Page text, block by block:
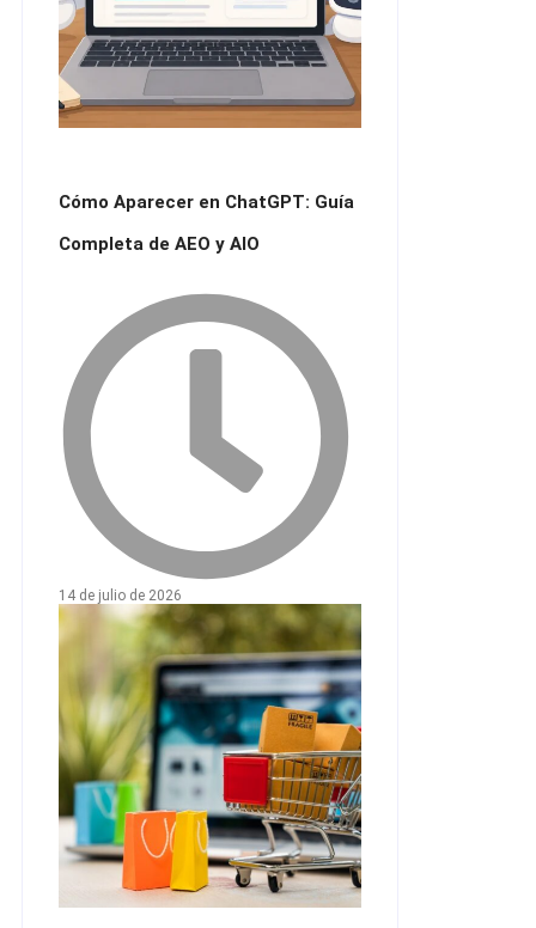
Cómo Aparecer en ChatGPT: Guía
Completa de AEO y AIO
14 de julio de 2026